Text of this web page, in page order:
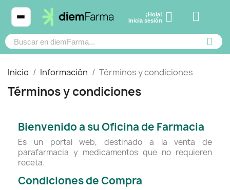
Bebé y mamá
Cabello
¡Hola!
Inicia sesión
Ver carrito
Bebé y mamá
Cabello
Inicio Información Términos y condiciones
Términos y condiciones
Bienvenido a su Oficina de Farmacia
Es un portal web, destinado a la venta de
parafarmacia y medicamentos que no requieren
receta.
Condiciones de Compra